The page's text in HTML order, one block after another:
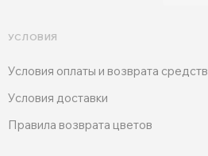
УСЛОВИЯ
Условия оплаты и возврата средств
Условия доставки
Правила возврата цветов